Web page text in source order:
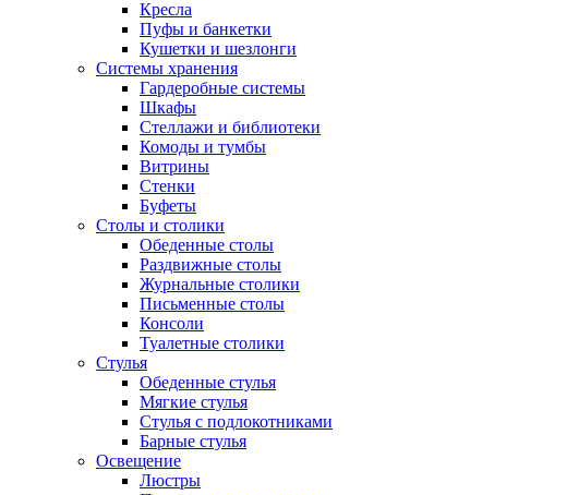
Кресла
Пуфы и банкетки
Кушетки и шезлонги
Системы хранения
Гардеробные системы
Шкафы
Стеллажи и библиотеки
Комоды и тумбы
Витрины
Стенки
Буфеты
Столы и столики
Обеденные столы
Раздвижные столы
Журнальные столики
Письменные столы
Консоли
Туалетные столики
Стулья
Обеденные стулья
Мягкие стулья
Стулья с подлокотниками
Барные стулья
Освещение
Люстры